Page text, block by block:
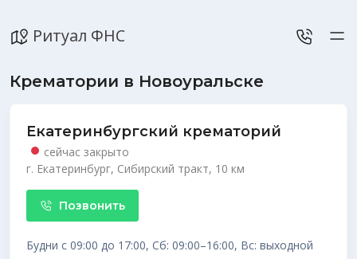
Ритуал ФНС
Крематории в Новоуральске
Екатеринбургский крематорий
сейчас закрыто
г. Екатеринбург, Сибирский тракт, 10 км
Позвонить
Будни с 09:00 до 17:00, Сб: 09:00–16:00, Вс: выходной